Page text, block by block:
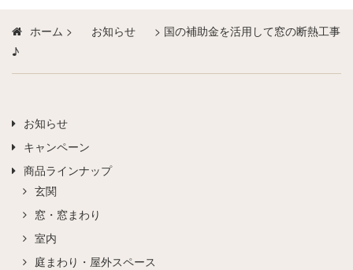
ホーム > お知らせ > 国の補助金を活用して窓の断熱工事
♪
お知らせ
キャンペーン
商品ラインナップ
玄関
窓・窓まわり
室内
庭まわり・屋外スペース